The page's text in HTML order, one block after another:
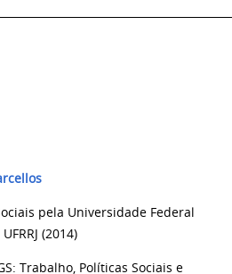
pela Universidade Federal
(2014)
Trabalho, Políticas Sociais e